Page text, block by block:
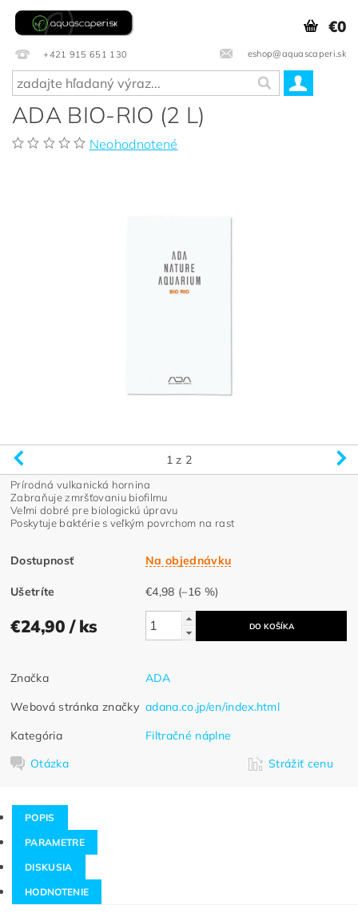
+421 915 651 130 eshop@aquascaperi.sk
€0
ADA BIO-RIO (2 L)
Neohodnotené
1 z 2
Prírodná vulkanická hornina
Zabraňuje zmršťovaniu biofilmu
Veľmi dobré pre biologickú úpravu
Poskytuje baktérie s veľkým povrchom na rast
Dostupnosť Na objednávku
Ušetríte €4,98 (–16 %)
€24,90 / ks
Značka
ADA
Webová stránka značky adana.co.jp/en/index.html
Kategória
Filtračné náplne
Otázka
Strážiť cenu
POPIS
PARAMETRE
DISKUSIA
HODNOTENIE